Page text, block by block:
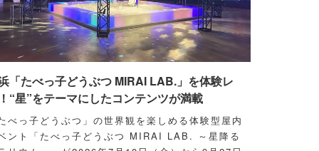
「たべっ子どうぶつ MIRAI LAB.」を体験レ
“星”をテーマにしたコンテンツが満載
べっ子どうぶつ」の世界観を楽しめる体験型屋内
ント「たべっ子どうぶつ MIRAI LAB. ～星降る